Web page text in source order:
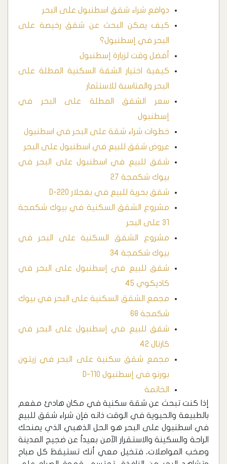
دوافع شراء شقق اسطنبول على البحر
كيف يمكن البحث عن شقق رخيصة على
البحر في إسطنبول؟
أفضل وقت لزيارة إسطنبول
كيفية اختيار الشقة السكنية المطلة على
البحر والمناسبة للاستثمار
سعر الشقق المطلة على البحر في
إسطنبول
خطوات شراء شقة على البحر في اسطنبول
عروض شقق للبيع في اسطنبول على البحر
شقق للبيع في اسطنبول على البحر في
بيوك شكمجة 27
شقق بحرية للبيع في بغجلار D-220
مشروع الشقق السكنية في بيوك شكمجة
31 على البحر
مشروع الشقق السكنية على البحر في
بيوك شكمجة 34
شقق للبيع في إسطنبول على البحر في
كاديكوي 45
مجمع الشقق السكنية على البحر في بيوك
شكمجة 68
شقق للبيع في إسطنبول على البحر في
كارتال 42
مجمع شقق سكنية على البحر في زيتون
بورنو في إسطنبول D-110
الخاتمة
إذا كنت تبحث عن شقة سكنية في مكان هادئ مفعم
بالطبيعة والحيوية في الوقت ذاته فإن شراء شقق للبيع
في اسطنبول على البحر هو الحل الذهبي الذي يمنحك
الراحة والسكينة والاستقرار الآمن بعيداً عن ضجيج المدينة
وصخب المواصلات، فتخيل معي أنك تستيقظ كل صباح